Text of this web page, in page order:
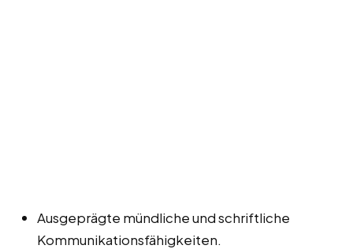
Ausgeprägte mündliche und schriftliche
Kommunikationsfähigkeiten.